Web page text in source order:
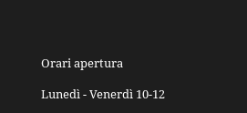
Orari apertura
Lunedì - Venerdì 10-12